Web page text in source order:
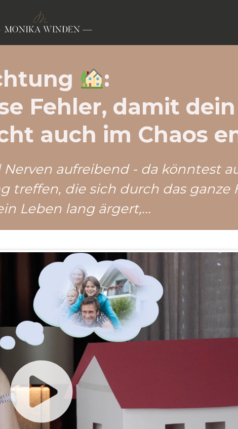
:
Fehler, damit dein
auch im Chaos
aufreibend - da könntest
treffen, die sich durch das ganze
Leben lang ärgert,...